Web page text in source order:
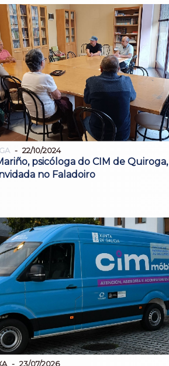
22/10/2024
psicóloga do CIM de Quiroga,
no Faladoiro
23/07/2026